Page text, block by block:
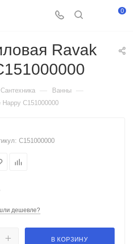
0
Ravak
Сантехника — Ванны —
C151000000
C151000000
дешевле?
В КОРЗИНУ